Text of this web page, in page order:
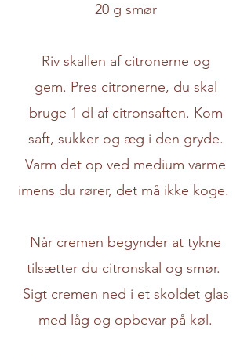
20 g smør
Riv skallen af citronerne og
gem. Pres citronerne, du skal
bruge 1 dl af citronsaften. Kom
saft, sukker og æg i den gryde.
Varm det op ved medium varme
imens du rører, det må ikke koge.
Når cremen begynder at tykne
tilsætter du citronskal og smør.
Sigt cremen ned i et skoldet glas
med låg og opbevar på køl.